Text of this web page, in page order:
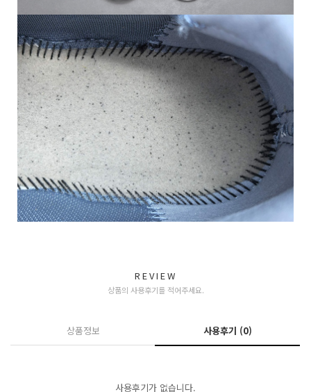
REVIEW
상품의 사용후기를 적어주세요.
상품정보 사용후기 (0)
사용후기가 없습니다.